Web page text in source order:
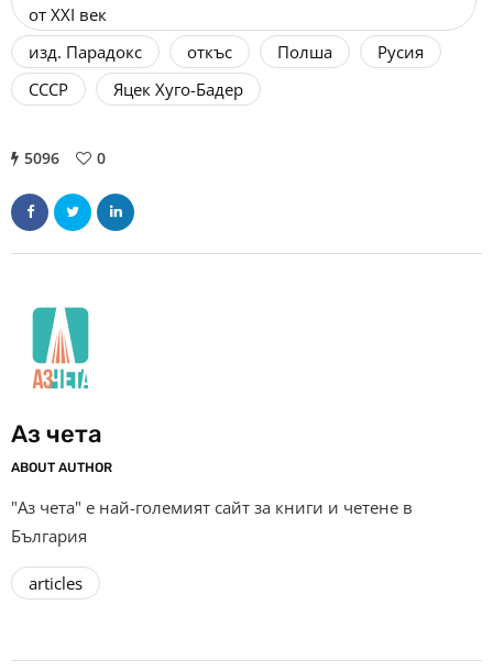
от XXI век
изд. Парадокс
откъс Полша
Русия
СССР
Яцек Хуго-Бадер
5096 0
Аз чета
ABOUT AUTHOR
"Аз чета" е най-големият сайт за книги и четене в
България
articles